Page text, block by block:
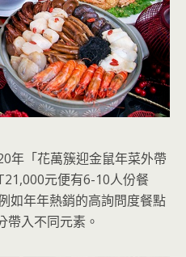
年「花萬簇迎金鼠年菜外帶
元便有6-10人份餐
如年年熱銷的高詢問度餐點
帶入不同元素。